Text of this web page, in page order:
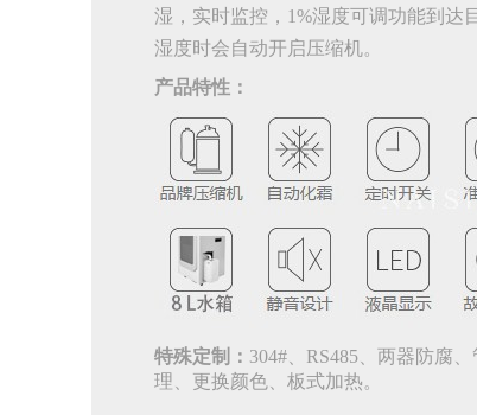
湿，实时监控，1%湿度可调功能到达
湿度时会自动开启压缩机。
产品特性：
特殊定制： 304#、RS485、两器防腐
理、更换颜色、板式加热。